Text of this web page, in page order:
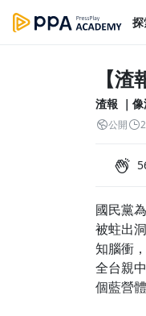
【
渣報 ｜
公開
國民黨
被蛀出
知腦衝
全台親
個藍營